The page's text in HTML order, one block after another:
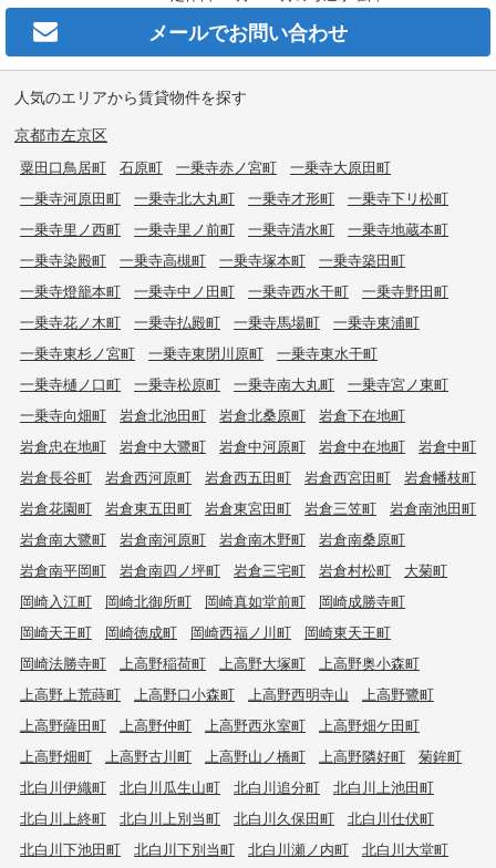
メールでお問い合わせ
人気のエリアから賃貸物件を探す
京都市左京区
粟田口鳥居町 石原町 一乗寺赤ノ宮町
一乗寺大原田町
一乗寺河原田町
一乗寺北大丸町 一乗寺才形町
一乗寺下リ松町
一乗寺里ノ西町
一乗寺里ノ前町 一乗寺清水町
一乗寺地蔵本町
一乗寺染殿町
一乗寺高槻町 一乗寺塚本町
一乗寺築田町
一乗寺燈籠本町
一乗寺中ノ田町 一乗寺西水干町
一乗寺野田町
一乗寺花ノ木町
一乗寺払殿町 一乗寺馬場町
一乗寺東浦町
一乗寺東杉ノ宮町
一乗寺東閉川原町
一乗寺東水干町
一乗寺樋ノ口町
一乗寺松原町 一乗寺南大丸町
一乗寺宮ノ東町
一乗寺向畑町
岩倉北池田町 岩倉北桑原町
岩倉下在地町
岩倉忠在地町
岩倉中大鷺町 岩倉中河原町 岩倉中在地町
岩倉中町
岩倉長谷町
岩倉西河原町 岩倉西五田町 岩倉西宮田町
岩倉幡枝町
岩倉花園町
岩倉東五田町 岩倉東宮田町 岩倉三笠町
岩倉南池田町
岩倉南大鷺町
岩倉南河原町 岩倉南木野町
岩倉南桑原町
岩倉南平岡町
岩倉南四ノ坪町 岩倉三宅町 岩倉村松町
大菊町
岡崎入江町
岡崎北御所町 岡崎真如堂前町
岡崎成勝寺町
岡崎天王町
岡崎徳成町 岡崎西福ノ川町
岡崎東天王町
岡崎法勝寺町
上高野稲荷町 上高野大塚町
上高野奥小森町
上高野上荒蒔町
上高野口小森町 上高野西明寺山
上高野鷺町
上高野薩田町
上高野仲町 上高野西氷室町
上高野畑ケ田町
上高野畑町
上高野古川町 上高野山ノ橋町 上高野隣好町
菊鉾町
北白川伊織町
北白川瓜生山町 北白川追分町
北白川上池田町
北白川上終町
北白川上別当町 北白川久保田町
北白川仕伏町
北白川下池田町
北白川下別当町 北白川瀬ノ内町
北白川大堂町